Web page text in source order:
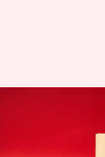
ప్రపంచ పేపర్
ఈరోజు గురించి
విషయాలు,